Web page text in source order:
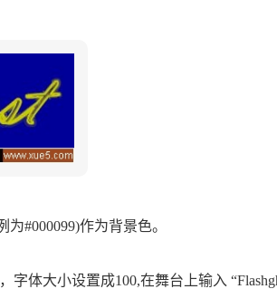
#000099)作为背景色。
体大小设置成100,在舞台上输入